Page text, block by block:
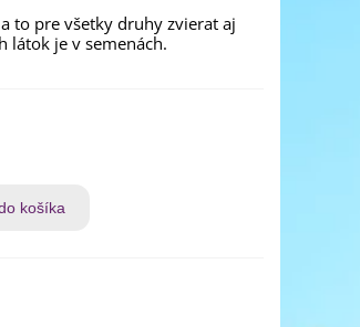
a to pre všetky druhy zvierat aj
látok je v semenách.
košíka